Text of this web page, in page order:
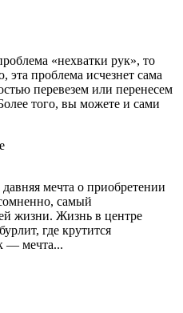
«нехватки рук», то
проблема исчезнет сама
перевезем или перенесем
того, вы можете и сами
мечта о приобретении
самый
жизни. Жизнь в центре
где крутится
— мечта...